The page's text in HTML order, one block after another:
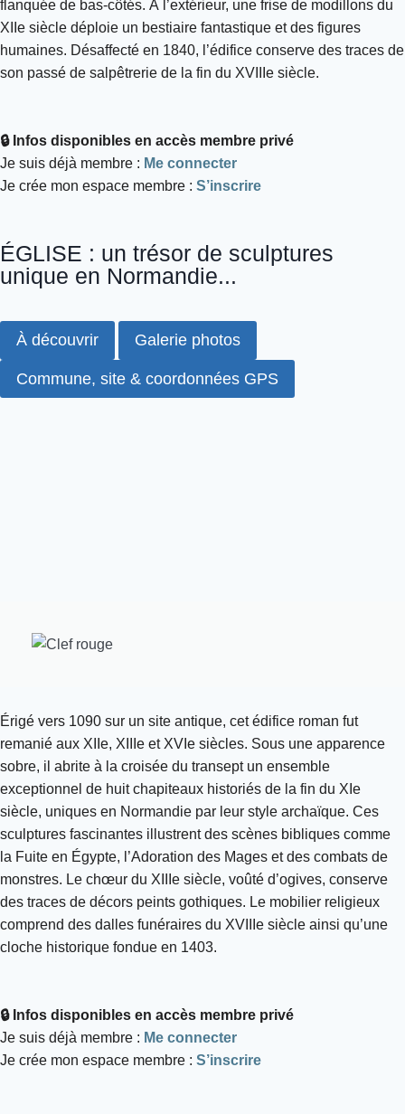
flanquée de bas-côtés. À l’extérieur, une frise de modillons du
XIIe siècle déploie un bestiaire fantastique et des figures
humaines. Désaffecté en 1840, l’édifice conserve des traces de
son passé de salpêtrerie de la fin du XVIIIe siècle.
🔒 Infos disponibles en accès membre privé
Je suis déjà membre : Me connecter
Je crée mon espace membre : S’inscrire
ÉGLISE : un trésor de sculptures
unique en Normandie...
À découvrir Galerie photos
Commune, site & coordonnées GPS
Érigé vers 1090 sur un site antique, cet édifice roman fut
remanié aux XIIe, XIIIe et XVIe siècles. Sous une apparence
sobre, il abrite à la croisée du transept un ensemble
exceptionnel de huit chapiteaux historiés de la fin du XIe
siècle, uniques en Normandie par leur style archaïque. Ces
sculptures fascinantes illustrent des scènes bibliques comme
la Fuite en Égypte, l’Adoration des Mages et des combats de
monstres. Le chœur du XIIIe siècle, voûté d’ogives, conserve
des traces de décors peints gothiques. Le mobilier religieux
comprend des dalles funéraires du XVIIIe siècle ainsi qu’une
cloche historique fondue en 1403.
🔒 Infos disponibles en accès membre privé
Je suis déjà membre : Me connecter
Je crée mon espace membre : S’inscrire